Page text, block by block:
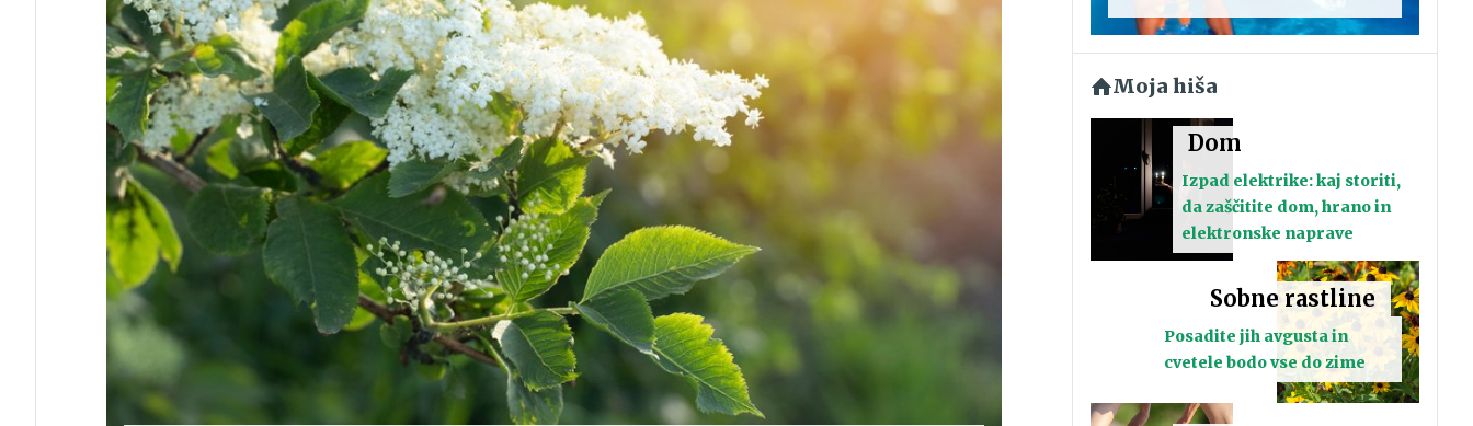
Moja hiša
Dom
Izpad elektrike: kaj storiti,
da zaščitite dom, hrano in
elektronske naprave
Sobne rastline
Posadite jih avgusta in
cvetele bodo vse do zime